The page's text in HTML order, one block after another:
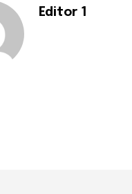
Editor 1